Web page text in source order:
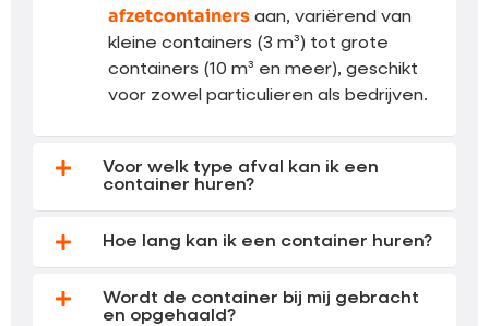
afzetcontainers aan, variërend van
kleine containers (3 m³) tot grote
containers (10 m³ en meer), geschikt
voor zowel particulieren als bedrijven.
Voor welk type afval kan ik een
container huren?
Hoe lang kan ik een container huren?
Wordt de container bij mij gebracht
en opgehaald?